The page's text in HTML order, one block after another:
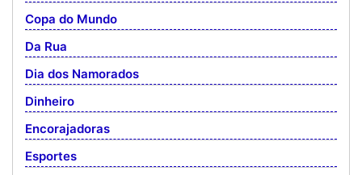
Copa do Mundo
Da Rua
Dia dos Namorados
Dinheiro
Encorajadoras
Esportes